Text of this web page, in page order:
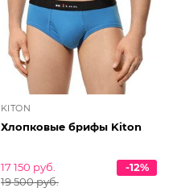
KITON
Хлопковые брифы Kiton
17 150 руб.
19 500 руб.
-12%